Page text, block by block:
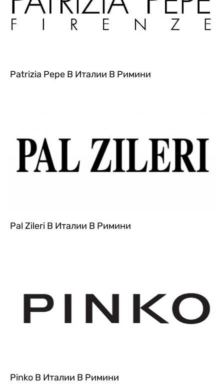
Patrizia Pepe В Италии В Римини
Pal Zileri В Италии В Римини
Pinko В Италии В Римини